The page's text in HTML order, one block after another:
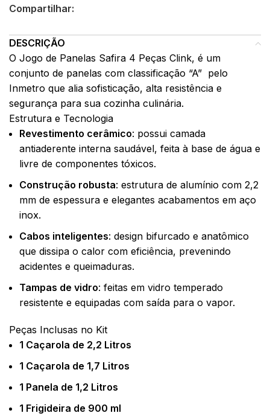
Compartilhar:
DESCRIÇÃO
O Jogo de Panelas Safira 4 Peças Clink, é um
conjunto de panelas com classificação “A” pelo
Inmetro que alia sofisticação, alta resistência e
segurança para sua cozinha culinária.
Estrutura e Tecnologia
Revestimento cerâmico: possui camada
antiaderente interna saudável, feita à base de água e
livre de componentes tóxicos.
Construção robusta: estrutura de alumínio com 2,2
mm de espessura e elegantes acabamentos em aço
inox.
Cabos inteligentes: design bifurcado e anatômico
que dissipa o calor com eficiência, prevenindo
acidentes e queimaduras.
Tampas de vidro: feitas em vidro temperado
resistente e equipadas com saída para o vapor.
Peças Inclusas no Kit
1 Caçarola de 2,2 Litros
1 Caçarola de 1,7 Litros
1 Panela de 1,2 Litros
1 Frigideira de 900 ml